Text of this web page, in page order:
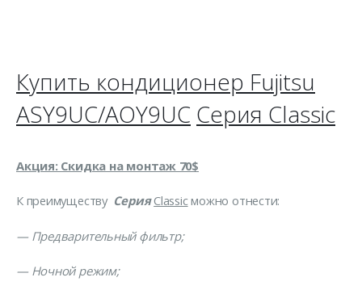
Купить кондиционер Fujitsu
ASY9UС/AOY9UC Серия Classic
Акция: Скидка на монтаж 70$
К преимуществу СерияClassicможно отнести:
— Предварительный фильтр;
— Ночной режим;